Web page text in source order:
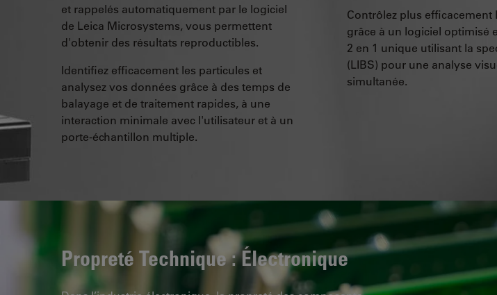
et rappelés automatiquement par le logiciel
de Leica Microsystems, vous permettent
d'obtenir des résultats reproductibles.
Identifiez efficacement les particules et
analysez vos données grâce à des temps de
balayage et de traitement rapides, à une
interaction minimale avec l'utilisateur et à un
porte-échantillon multiple.
Contrôlez plus
grâce à un logiciel optimisé
2 en 1 unique utilisant la
(LIBS) pour une analyse
simultanée.
Propreté Technique : Électronique